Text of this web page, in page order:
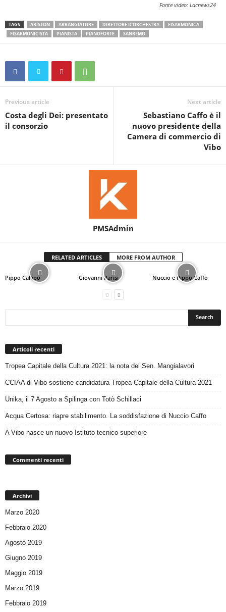
Fonte video: Lacnews24
TAGS ARISTON ARRANGIATORE DIRETTORE D’ORCHESTRA
FISARMONICA
FISARMONICISTA
PIANISTA PIANOFORTE SANREMO
Previous article
Costa degli Dei: presentato
il consorzio
Next article
Sebastiano Caffo è il
nuovo presidente della
Camera di commercio di
Vibo
PMSAdmin
RELATED ARTICLES MORE FROM AUTHOR
Pippo Callipo Giovanni Parisi Nuccio e Pippo Caffo
Articoli recenti
Tropea Capitale della Cultura 2021: la nota del Sen. Mangialavori
CCIAA di Vibo sostiene candidatura Tropea Capitale della Cultura 2021
Unika, il 7 Agosto a Spilinga con Totò Schillaci
Acqua Certosa: riapre stabilimento. La soddisfazione di Nuccio Caffo
A Vibo nasce un nuovo Istituto tecnico superiore
Commenti recenti
Archivi
Marzo 2020
Febbraio 2020
Agosto 2019
Giugno 2019
Maggio 2019
Marzo 2019
Febbraio 2019